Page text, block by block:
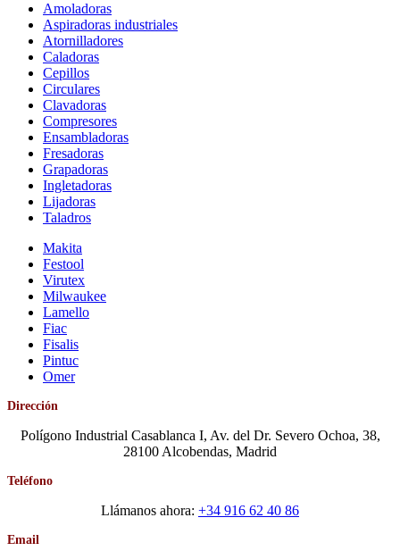
Amoladoras
Aspiradoras industriales
Atornilladores
Caladoras
Cepillos
Circulares
Clavadoras
Compresores
Ensambladoras
Fresadoras
Grapadoras
Ingletadoras
Lijadoras
Taladros
Makita
Festool
Virutex
Milwaukee
Lamello
Fiac
Fisalis
Pintuc
Omer
Dirección
Polígono Industrial Casablanca I, Av. del Dr. Severo Ochoa, 38,
28100 Alcobendas, Madrid
Teléfono
Llámanos ahora: +34 916 62 40 86
Email